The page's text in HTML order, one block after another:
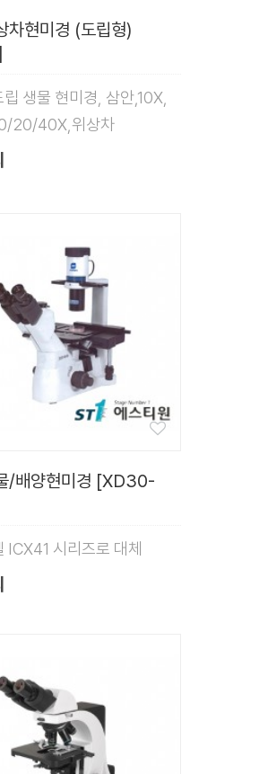
차현미경 (도립형)
생물 현미경, 삼안,10X,
20/40X,위상차
/배양현미경 [XD30-
ICX41 시리즈로 대체